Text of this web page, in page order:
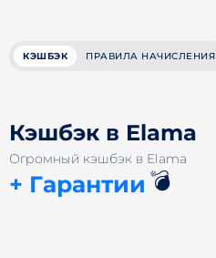
КЭШБЭК ПРАВИЛА НАЧИСЛЕНИЯ
Кэшбэк в Elama
Огромный кэшбэк в Elama
+ Гарантии 💣